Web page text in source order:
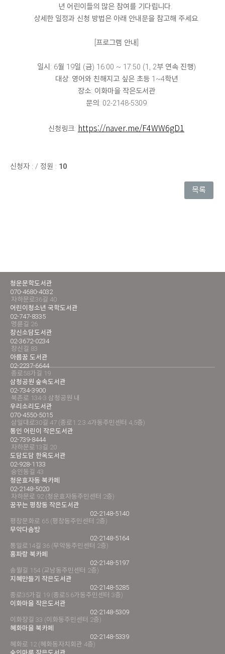
년 어린이들의 많은 참여를 기다립니다.
상세한 일정과 신청 방법은 아래 안내문을 참고해 주세요.
[프로그램 안내]
일시: 6월 19일 (금) 16:00 ~ 17:50 (1, 2부 연속 진행)
대상: 영어와 친해지고 싶은 초등 1~4학년
장소: 이화마을 작은도서관
문의: 02-2148-5309
신청링크: https://naver.me/F4WW6gD1
신청자 : / 정원 : 10
목록
청운문학도서관
070-4680-4032
자하문로36길 40
어린이청소년 국학도서관
02-747-8335
명륜길 26
창신소담도서관
02-3672-0234
창신길 83
아름꿈 도서관
02-2237-6644
종로58가길 19
삼청공원 숲속도서관
02-734-3900
북촌로 134-3 삼청공원 내
우리소리도서관
070-4550-5015
삼일대로30길 47 (종로1.2.3.4가동주민센터 4,5층)
통인 어린이 작은도서관
02-739-8444
자하문로13길 20
도담도담 한옥도서관
02-928-1133
숭인동길 43
청운효자동 북카페
02-2148-5020
자하문로 92 (청운효자동주민센터 2층)
꿈꾸는 평창동 작은도서관
02-2148-5140
평창문화로 65 (평창동주민센터 2층)
무악다솜방
02-2148-5164
통일로14길 36 (무악동주민센터 2층)
홍파랑 북카페
02-2148-5197
송월길 154 (교남동주민센터 2층)
지혜만들기 작은도서관
02-2148-5285
종로35가길 19 (종로5.6가동주민센터 3층)
이화마을 작은도서관
02-2148-5309
이화장길 33 (이화동주민센터 2층)
혜화마을 북카페
02-2148-5339
혜화로 12 (혜화동자치회관 4층)